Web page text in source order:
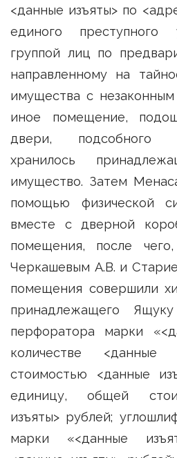
<данные изъяты> по
единого преступного
группой лиц по
направленному на
имущества с
иное помещение,
двери, подсобного
хранилось
имущество. Затем
помощью физической
вместе с дверной
помещения, после
Черкашевым А.В. и
помещения совершили
принадлежащего
перфоратора марки
количестве <данные
стоимостью <данные
единицу, общей
изъяты> рублей;
марки «<данные